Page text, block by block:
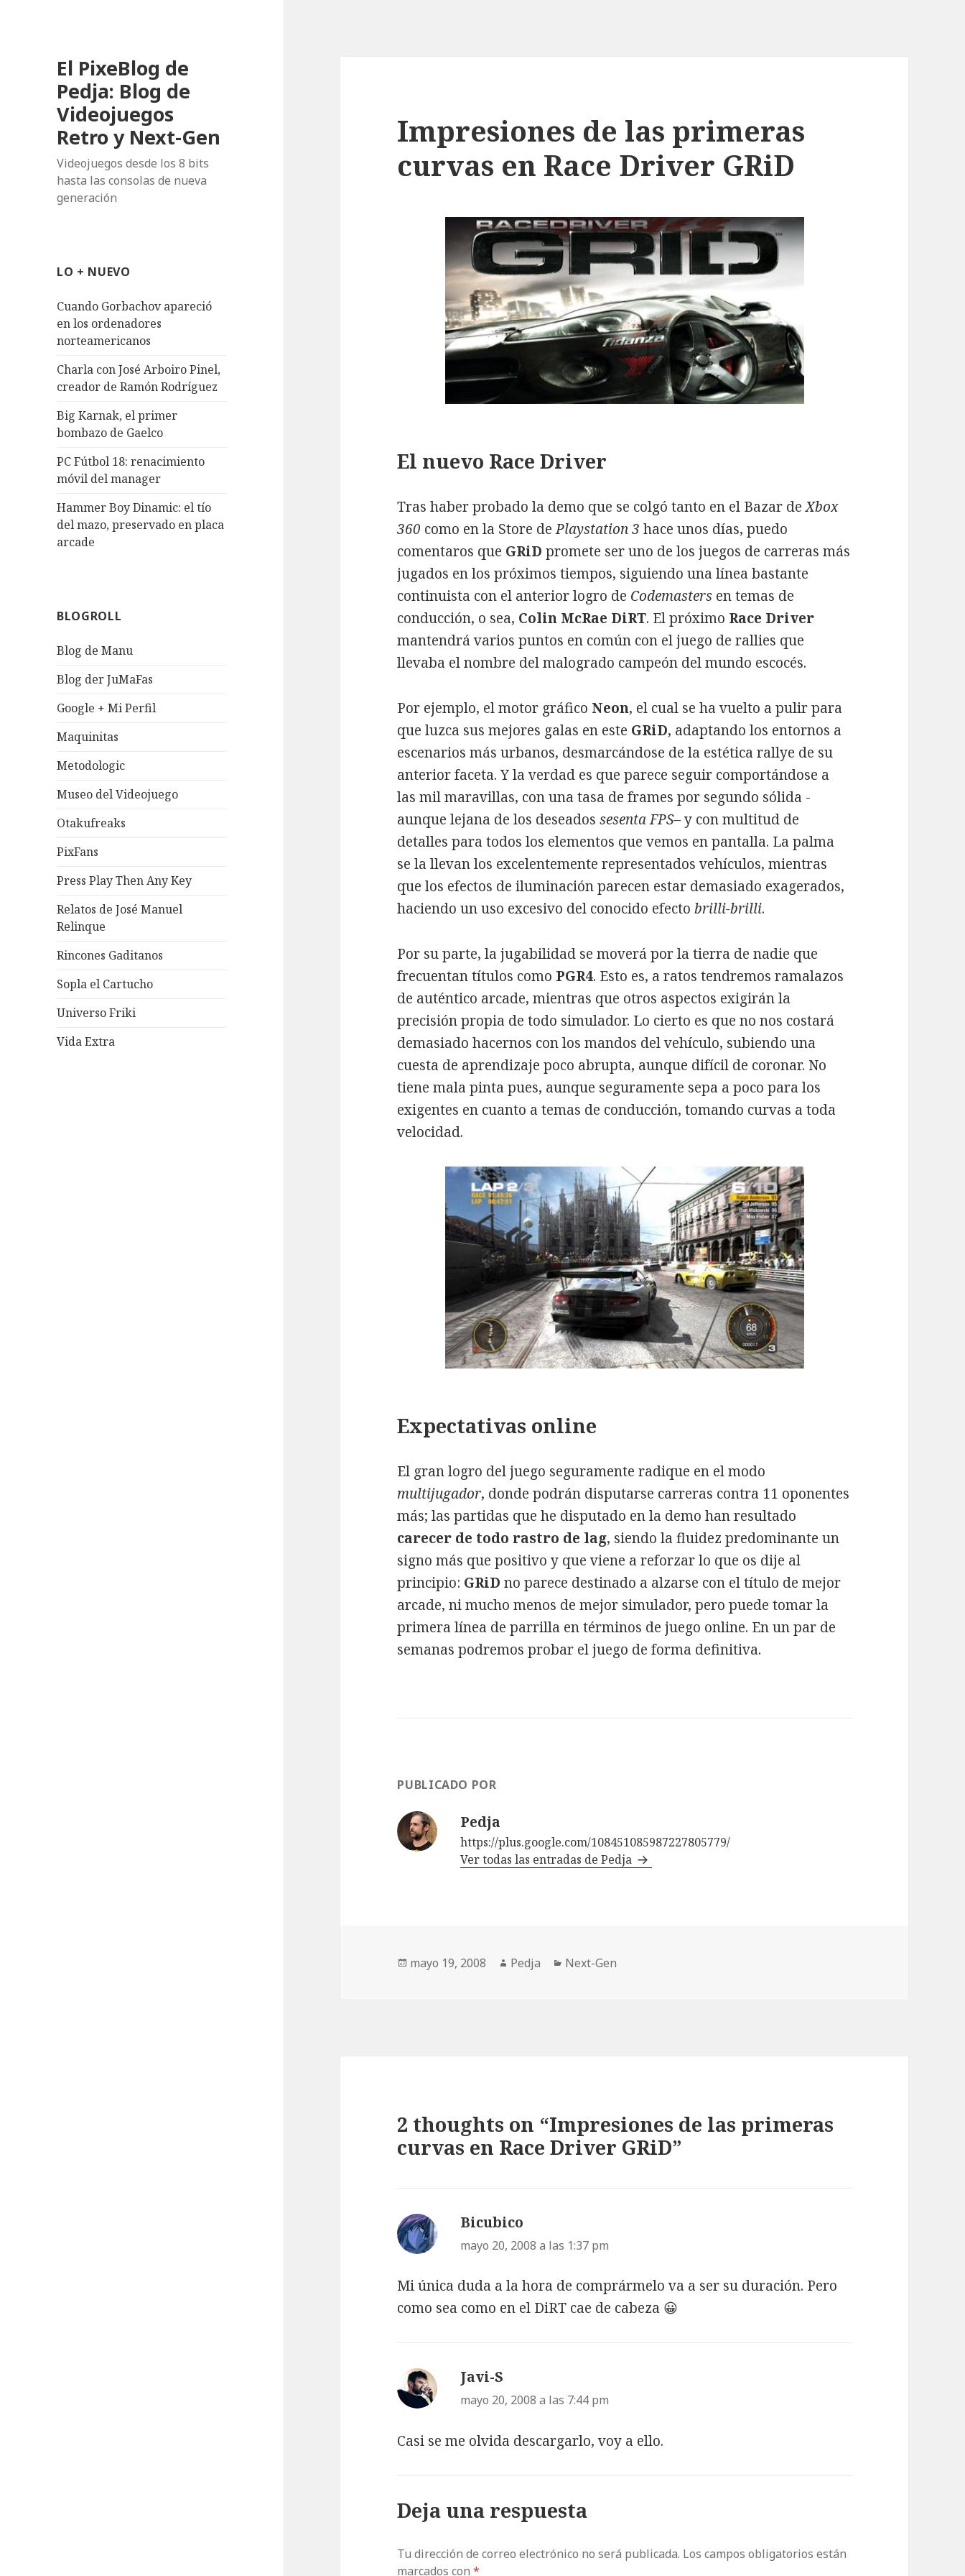
El PixeBlog de
Pedja: Blog de
Videojuegos
Retro y Next-Gen
Videojuegos desde los 8 bits
hasta las consolas de nueva
generación
LO + NUEVO
Cuando Gorbachov apareció
en los ordenadores
norteamericanos
Charla con José Arboiro Pinel,
creador de Ramón Rodríguez
Big Karnak, el primer
bombazo de Gaelco
PC Fútbol 18: renacimiento
móvil del manager
Hammer Boy Dinamic: el tío
del mazo, preservado en placa
arcade
BLOGROLL
Blog de Manu
Blog der JuMaFas
Google + Mi Perfil
Maquinitas
Metodologic
Museo del Videojuego
Otakufreaks
PixFans
Press Play Then Any Key
Relatos de José Manuel
Relinque
Rincones Gaditanos
Sopla el Cartucho
Universo Friki
Vida Extra
Impresiones de las primeras
curvas en Race Driver GRiD
El nuevo Race Driver
Tras haber probado la demo que se colgó tanto en el Bazar deXbox
360 como en la Store dePlaystation 3 hace unos días, puedo
comentaros que GRiD promete ser uno de los juegos de carreras más
jugados en los próximos tiempos, siguiendo una línea bastante
continuista con el anterior logro de Codemasters en temas de
conducción, o sea, Colin McRae DiRT. El próximo Race Driver
mantendrá varios puntos en común con el juego de rallies que
llevaba el nombre del malogrado campeón del mundo escocés.
Por ejemplo, el motor gráfico Neon, el cual se ha vuelto a pulir para
que luzca sus mejores galas en este GRiD, adaptando los entornos a
escenarios más urbanos, desmarcándose de la estética rallye de su
anterior faceta. Y la verdad es que parece seguir comportándose a
las mil maravillas, con una tasa de frames por segundo sólida -
aunque lejana de los deseadossesenta FPS– y con multitud de
detalles para todos los elementos que vemos en pantalla. La palma
se la llevan los excelentemente representados vehículos, mientras
que los efectos de iluminación parecen estar demasiado exagerados,
haciendo un uso excesivo del conocido efecto brilli-brilli.
Por su parte, la jugabilidad se moverá por la tierra de nadie que
frecuentan títulos como PGR4. Esto es, a ratos tendremos ramalazos
de auténtico arcade, mientras que otros aspectos exigirán la
precisión propia de todo simulador. Lo cierto es que no nos costará
demasiado hacernos con los mandos del vehículo, subiendo una
cuesta de aprendizaje poco abrupta, aunque difícil de coronar. No
tiene mala pinta pues, aunque seguramente sepa a poco para los
exigentes en cuanto a temas de conducción, tomando curvas a toda
velocidad.
Expectativas online
El gran logro del juego seguramente radique en el modo
multijugador, donde podrán disputarse carreras contra 11 oponentes
más; las partidas que he disputado en la demo han resultado
carecer de todo rastro de lag, siendo la fluidez predominante un
signo más que positivo y que viene a reforzar lo que os dije al
principio: GRiD no parece destinado a alzarse con el título de mejor
arcade, ni mucho menos de mejor simulador, pero puede tomar la
primera línea de parrilla en términos de juego online. En un par de
semanas podremos probar el juego de forma definitiva.
PUBLICADO POR
Pedja
https://plus.google.com/108451085987227805779/
Ver todas las entradas de Pedja
Publicado
mayo 19, 2008 Autor
Pedja Categorías
Next-Gen
2 thoughts on “Impresiones de las primeras
curvas en Race Driver GRiD”
Bicubico
mayo 20, 2008 a las 1:37 pm
Mi única duda a la hora de comprármelo va a ser su duración. Pero
como sea como en el DiRT cae de cabeza 😀
Javi-S
mayo 20, 2008 a las 7:44 pm
Casi se me olvida descargarlo, voy a ello.
Deja una respuesta
Tu dirección de correo electrónico no será publicada. Los campos obligatorios están
marcados con*